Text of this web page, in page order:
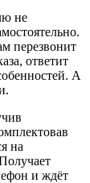
не
перезвонит
ответит
А
на
и ждёт